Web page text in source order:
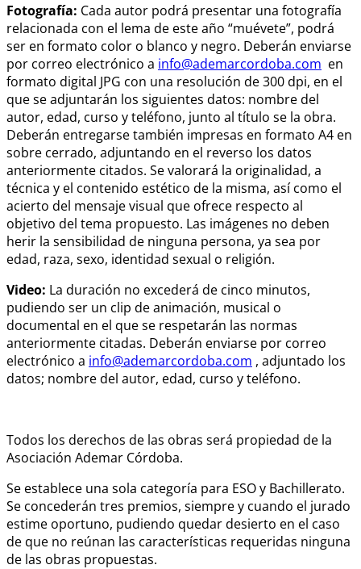
Fotografía: Cada autor podrá presentar una fotografía
relacionada con el lema de este año “muévete”, podrá
ser en formato color o blanco y negro. Deberán enviarse
por correo electrónico a info@ademarcordoba.com en
formato digital JPG con una resolución de 300 dpi, en el
que se adjuntarán los siguientes datos: nombre del
autor, edad, curso y teléfono, junto al título se la obra.
Deberán entregarse también impresas en formato A4 en
sobre cerrado, adjuntando en el reverso los datos
anteriormente citados. Se valorará la originalidad, a
técnica y el contenido estético de la misma, así como el
acierto del mensaje visual que ofrece respecto al
objetivo del tema propuesto. Las imágenes no deben
herir la sensibilidad de ninguna persona, ya sea por
edad, raza, sexo, identidad sexual o religión.
Video: La duración no excederá de cinco minutos,
pudiendo ser un clip de animación, musical o
documental en el que se respetarán las normas
anteriormente citadas. Deberán enviarse por correo
electrónico a info@ademarcordoba.com , adjuntado los
datos; nombre del autor, edad, curso y teléfono.
Todos los derechos de las obras será propiedad de la
Asociación Ademar Córdoba.
Se establece una sola categoría para ESO y Bachillerato.
Se concederán tres premios, siempre y cuando el jurado
estime oportuno, pudiendo quedar desierto en el caso
de que no reúnan las características requeridas ninguna
de las obras propuestas.